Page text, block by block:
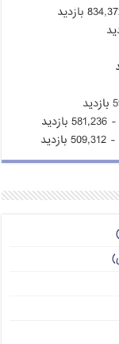
- 581,236 بازدید
- 509,312 بازدید